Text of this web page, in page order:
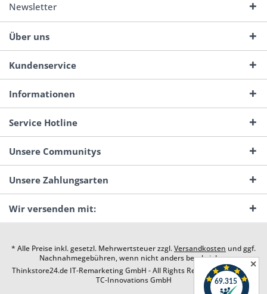
Newsletter
Über uns
Kundenservice
Informationen
Service Hotline
Unsere Communitys
Unsere Zahlungsarten
Wir versenden mit:
* Alle Preise inkl. gesetzl. Mehrwertsteuer zzgl.Versandkosten und ggf.
Nachnahmegebühren, wenn nicht anders beschrieben
Thinkstore24.de IT-Remarketing GmbH - All Rights Reserved. Design by
TC-Innovations GmbH
✕